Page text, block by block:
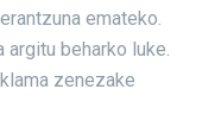
emateko.
beharko luke.
zenezake